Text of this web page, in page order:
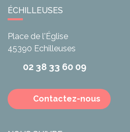
ÉCHILLEUSES
Place de l'Église
45390 Echilleuses
02 38 33 60 09
Contactez-nous